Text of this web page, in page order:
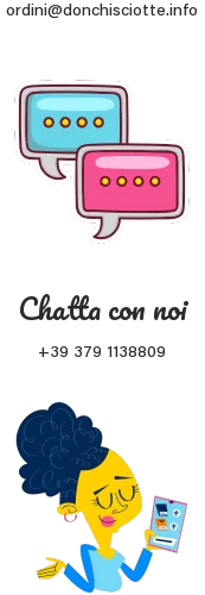
ordini@donchisciotte.info
Chatta con noi
+39 379 1138809